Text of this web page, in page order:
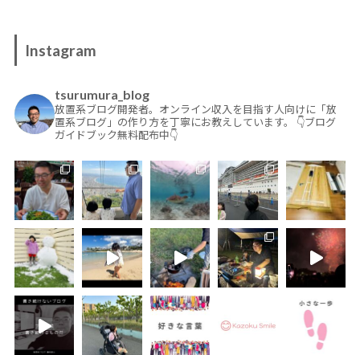
Instagram
tsurumura_blog
放置系ブログ開発者。オンライン収入を目指す人向けに「放
置系ブログ」の作り方を丁寧にお教えしています。
👇ブログ
ガイドブック無料配布中👇